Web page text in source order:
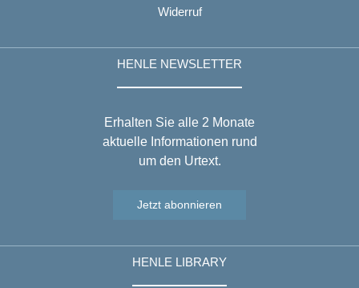
Widerruf
HENLE NEWSLETTER
Erhalten Sie alle 2 Monate
aktuelle Informationen rund
um den Urtext.
Jetzt abonnieren
HENLE LIBRARY